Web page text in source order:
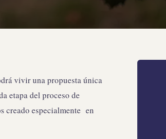
vivir una propuesta única
etapa del proceso de
creado especialmente en